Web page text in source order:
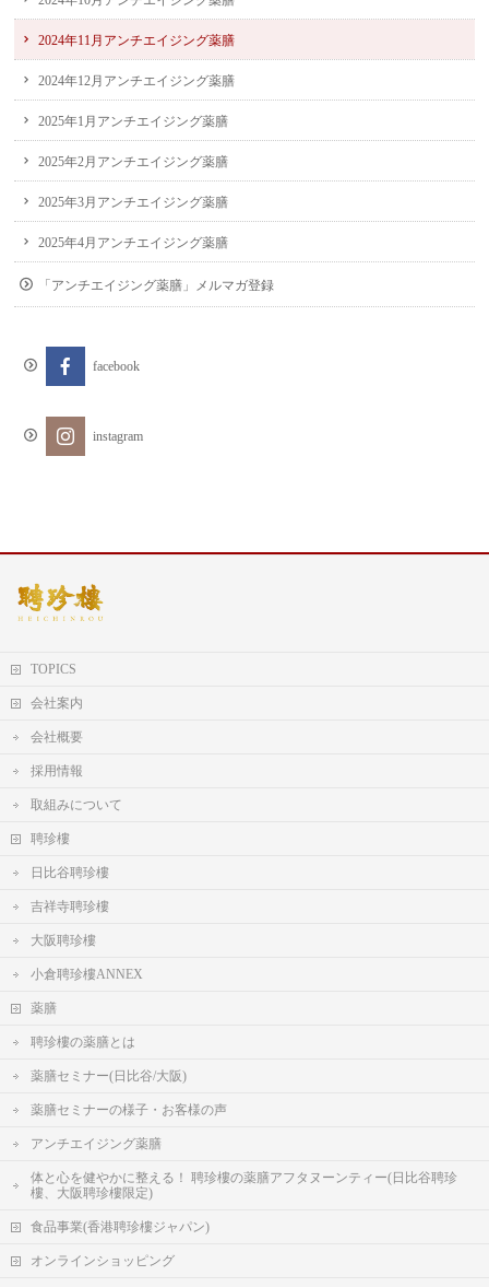
2024年11月アンチエイジング薬膳
2024年12月アンチエイジング薬膳
2025年1月アンチエイジング薬膳
2025年2月アンチエイジング薬膳
2025年3月アンチエイジング薬膳
2025年4月アンチエイジング薬膳
「アンチエイジング薬膳」メルマガ登録
facebook
instagram
TOPICS
会社案内
会社概要
採用情報
取組みについて
聘珍樓
日比谷聘珍樓
吉祥寺聘珍樓
大阪聘珍樓
小倉聘珍樓ANNEX
薬膳
聘珍樓の薬膳とは
薬膳セミナー(日比谷/大阪)
薬膳セミナーの様子・お客様の声
アンチエイジング薬膳
体と心を健やかに整える！ 聘珍樓の薬膳アフタヌーンティー(日比谷聘珍
樓、大阪聘珍樓限定)
食品事業(香港聘珍樓ジャパン)
オンラインショッピング